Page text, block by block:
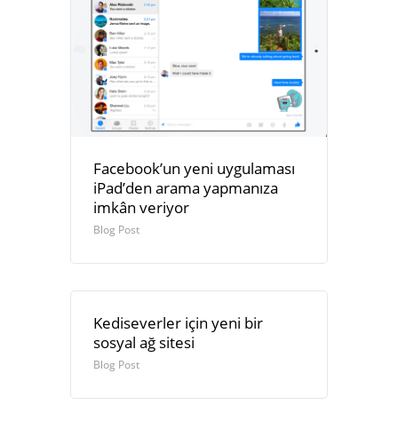
Facebook’un yeni uygulaması
iPad’den arama yapmanıza
imkân veriyor
Blog Post
Kediseverler için yeni bir
sosyal ağ sitesi
Blog Post